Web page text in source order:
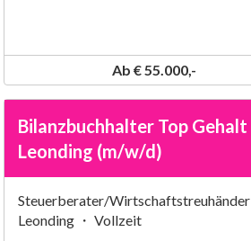
Ab € 55.000,-
Bilanzbuchhalter Top Gehalt
Leonding (m/w/d)
Steuerberater/Wirtschaftstreuhänder
Leonding ・ Vollzeit